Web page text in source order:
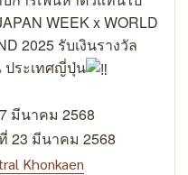
WEEK x WORLD
2025 รับเงินรางวัล
ประเทศญี่ปุ่น
มีนาคม 2568
23 มีนาคม 2568
Khonkaen